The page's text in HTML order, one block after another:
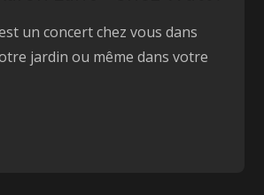
un concert chez vous dans
jardin ou même dans votre